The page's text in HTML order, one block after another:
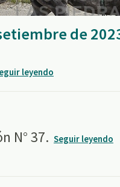
de
leyendo
N° 37. Seguir leyendo